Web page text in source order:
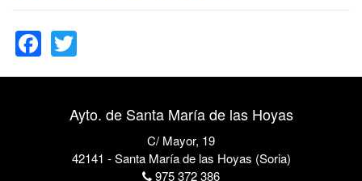
Facebook
Ayto. de Santa María de las Hoyas
C/ Mayor, 19
42141 - Santa María de las Hoyas (Soria)
975 372 386